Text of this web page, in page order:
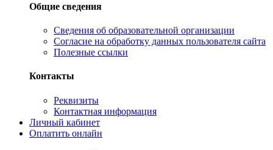
Общие сведения
Сведения об образовательной организации
Согласие на обработку данных пользователя сайта
Полезные ссылки
Контакты
Реквизиты
Контактная информация
Личный кабинет
Оплатить онлайн